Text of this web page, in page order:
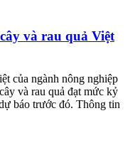
và rau quả Việt
của ngành nông nghiệp
và rau quả đạt mức kỷ
báo trước đó. Thông tin